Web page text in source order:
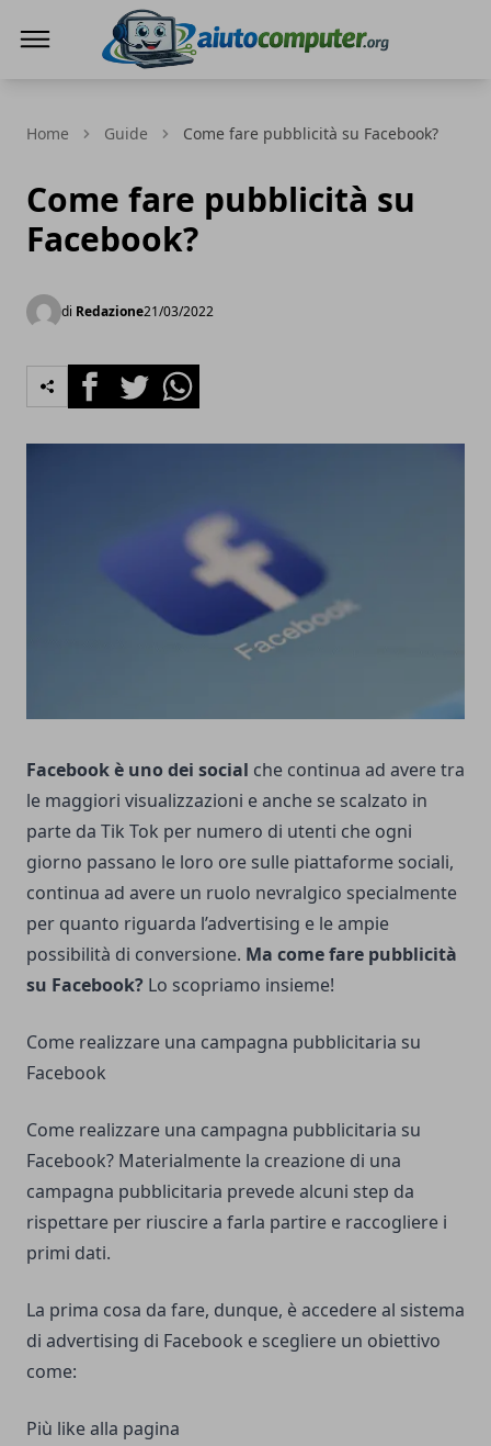
Home Guide Come fare pubblicità su Facebook?
Come fare pubblicità su
Facebook?
di Redazione21/03/2022
FacebookTwitterWhatsapp
Facebook è uno dei social che continua ad avere tra
le maggiori visualizzazioni e anche se scalzato in
parte da Tik Tok per numero di utenti che ogni
giorno passano le loro ore sulle piattaforme sociali,
continua ad avere un ruolo nevralgico specialmente
per quanto riguarda l’advertising e le ampie
possibilità di conversione. Ma come fare pubblicità
su Facebook? Lo scopriamo insieme!
Come realizzare una campagna pubblicitaria su
Facebook
Come realizzare una campagna pubblicitaria su
Facebook? Materialmente la creazione di una
campagna pubblicitaria prevede alcuni step da
rispettare per riuscire a farla partire e raccogliere i
primi dati.
La prima cosa da fare, dunque, è accedere al sistema
di advertising di Facebook e scegliere un obiettivo
come:
Più like alla pagina